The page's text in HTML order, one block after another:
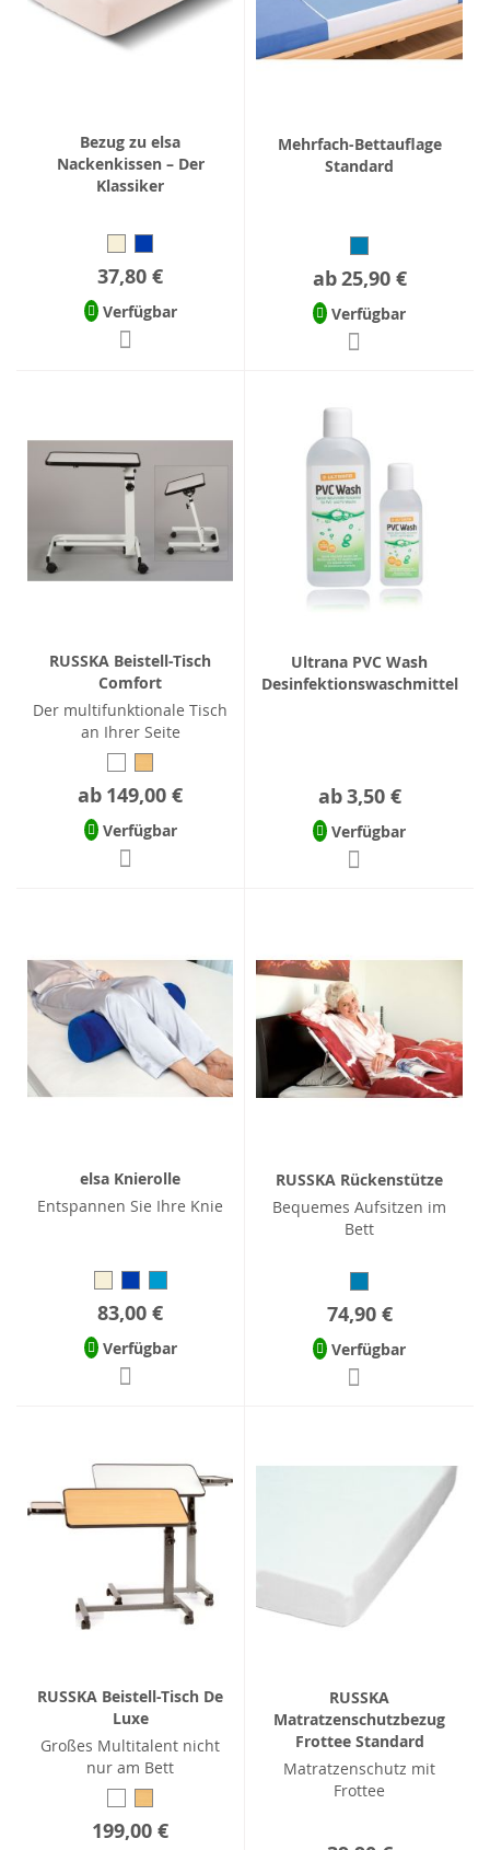
Bezug zu elsa
Nackenkissen – Der
Klassiker
37,80 €
Verfügbar
Mehrfach-Bettauflage
Standard
ab25,90 €
Verfügbar
RUSSKA Beistell-Tisch
Comfort
Der multifunktionale Tisch
an Ihrer Seite
ab 149,00 €
Verfügbar
Ultrana PVC Wash
Desinfektionswaschmittel
ab3,50 €
Verfügbar
elsa Knierolle
Entspannen Sie Ihre Knie
83,00 €
Verfügbar
RUSSKA Rückenstütze
Bequemes Aufsitzen im
Bett
74,90 €
Verfügbar
RUSSKA Beistell-Tisch De
Luxe
Großes Multitalent nicht
nur am Bett
199,00 €
RUSSKA
Matratzenschutzbezug
Frottee Standard
Matratzenschutz mit
Frottee